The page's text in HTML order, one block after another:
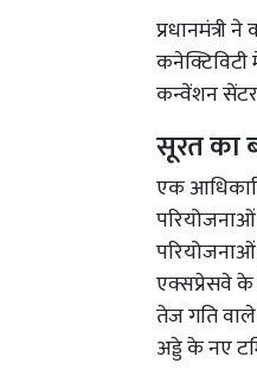
प्रधानमंत्री
कनेक्टिविटी
कन्वेंशन
सूरत का
एक
एक्सप्रेसवे के
तेज गति
अड्डे के नए